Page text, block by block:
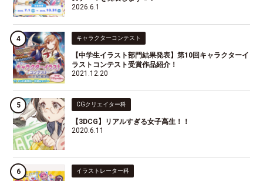
2026.6.1
キャラクターコンテスト
【中学生イラスト部門結果発表】第10回キャラクターイ
ラストコンテスト受賞作品紹介！
2021.12.20
CGクリエイター科
【3DCG】リアルすぎる女子高生！！
2020.6.11
イラストレーター科